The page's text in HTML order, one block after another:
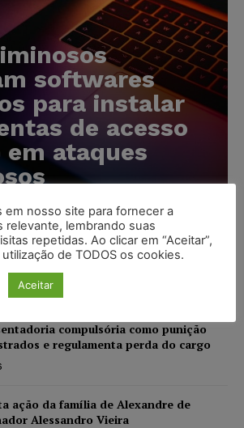
softwares
para instalar
de acesso
ataques
aprovações de canetas emagrecedoras
compulsória como punição
e regulamenta perda do cargo
ação da família de Alexandre de
Alessandro Vieira
em nosso site para fornecer a
relevante, lembrando suas
repetidas. Ao clicar em “Aceitar”,
de TODOS os cookies.
Aceitar